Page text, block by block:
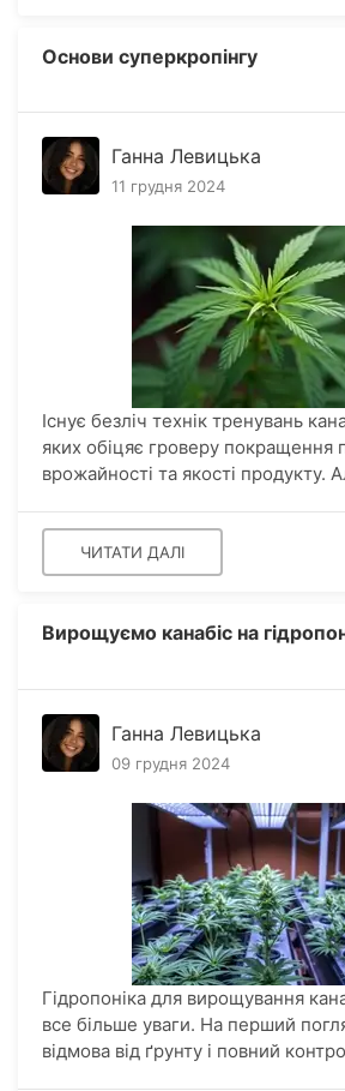
Основи суперкропінгу
Ганна Левицька
11 грудня 2024
Існує безліч технік тренувань
яких обіцяє гроверу покращення
врожайності та якості продукту.
ЧИТАТИ ДАЛІ
Вирощуємо канабіс на
Ганна Левицька
09 грудня 2024
Гідропоніка для вирощування
все більше уваги. На перший
відмова від ґрунту і повний